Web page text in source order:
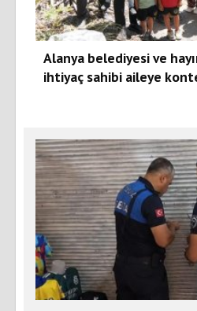
Alanya belediyesi ve
ihtiyaç sahibi aileye